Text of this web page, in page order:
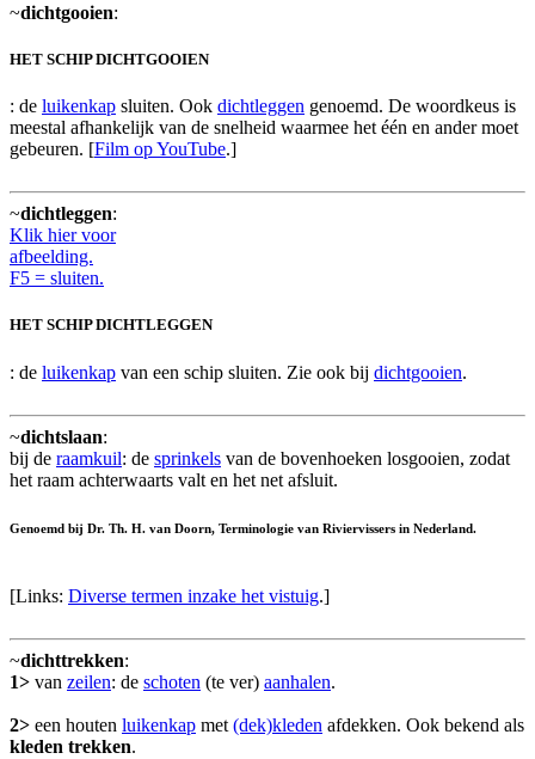
~dichtgooien:
HET SCHIP DICHTGOOIEN
: de luikenkap sluiten. Ook dichtleggen genoemd. De woordkeus is
meestal afhankelijk van de snelheid waarmee het één en ander moet
gebeuren. [Film op YouTube.]
~dichtleggen:
Klik hier voor
afbeelding.
F5 = sluiten.
HET SCHIP DICHTLEGGEN
: de luikenkap van een schip sluiten. Zie ook bij dichtgooien.
~dichtslaan:
bij de raamkuil: de sprinkels van de bovenhoeken losgooien, zodat
het raam achterwaarts valt en het net afsluit.
Genoemd bij Dr. Th. H. van Doorn, Terminologie van Riviervissers in Nederland.
[Links: Diverse termen inzake het vistuig.]
~dichttrekken:
1> van zeilen: de schoten (te ver) aanhalen.
2> een houten luikenkap met(dek)kleden afdekken. Ook bekend als
kleden trekken.